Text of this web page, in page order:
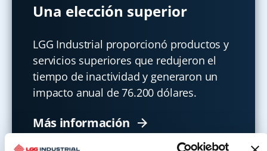
Una elección superior
LGG Industrial proporcionó productos y
servicios superiores que redujeron el
tiempo de inactividad y generaron un
impacto anual de 76.200 dólares.
Más información